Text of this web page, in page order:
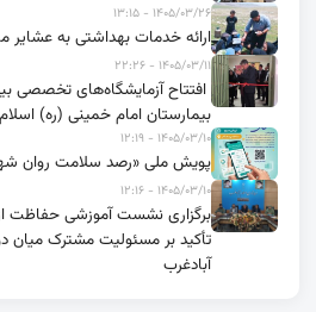
۱۴۰۵/۰۳/۲۶ - ۱۳:۱۵
ارائه خدمات بهداشتی به عشایر
۱۴۰۵/۰۳/۱۱ - ۲۲:۲۶
افتتاح آزمایشگاه‌های تخصصی
بیمارستان امام خمینی (ره)
۱۴۰۵/۰۳/۱۰ - ۱۲:۱۹
پویش ملی «رصد سلامت روان
۱۴۰۵/۰۳/۱۰ - ۱۲:۱۶
برگزاری نشست آموزشی حفاظت
تأکید بر مسئولیت مشترک میان
آبادغرب